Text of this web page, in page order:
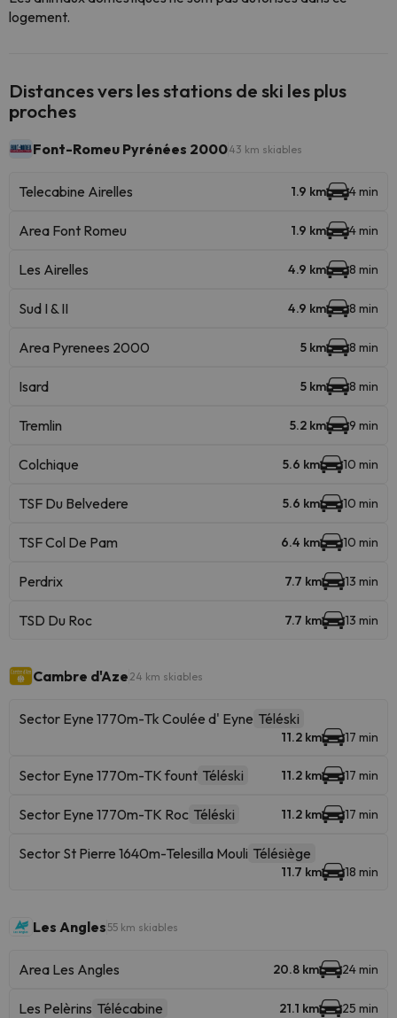
logement.
Distances vers les stations de ski les plus
proches
Font-Romeu Pyrénées 200043 km skiables
Telecabine Airelles 1.9 km 4 min
Area Font Romeu 1.9 km 4 min
Les Airelles 4.9 km 8 min
Sud I & II 4.9 km 8 min
Area Pyrenees 2000 5 km 8 min
Isard 5 km 8 min
Tremlin 5.2 km 9 min
Colchique 5.6 km 10 min
TSF Du Belvedere 5.6 km 10 min
TSF Col De Pam 6.4 km 10 min
Perdrix 7.7 km 13 min
TSD Du Roc 7.7 km 13 min
Cambre d'Aze 24 km skiables
Sector Eyne 1770m-Tk Coulée d' Eyne Téléski
11.2 km 17 min
Sector Eyne 1770m-TK fount Téléski 11.2 km 17 min
Sector Eyne 1770m-TK Roc Téléski 11.2 km 17 min
Sector St Pierre 1640m-Telesilla Mouli Télésiège
11.7 km 18 min
Les Angles 55 km skiables
Area Les Angles 20.8 km 24 min
Les Pelèrins Télécabine 21.1 km 25 min